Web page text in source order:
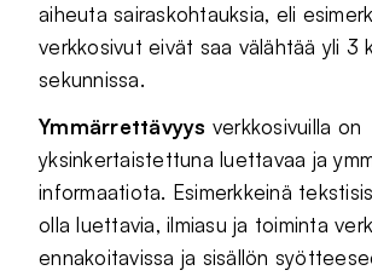
aiheuta sairaskohtauksia, eli
verkkosivut eivät saa välähtää yli 3
sekunnissa.
Ymmärrettävyys verkkosivuilla on
yksinkertaistettuna luettavaa ja
informaatiota. Esimerkkeinä
olla luettavia, ilmiasu ja toiminta
ennakoitavissa ja sisällön